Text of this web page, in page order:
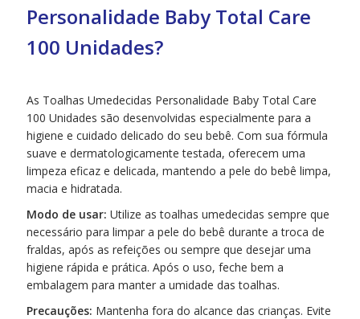
Personalidade Baby Total Care
100 Unidades?
As Toalhas Umedecidas Personalidade Baby Total Care
100 Unidades são desenvolvidas especialmente para a
higiene e cuidado delicado do seu bebê. Com sua fórmula
suave e dermatologicamente testada, oferecem uma
limpeza eficaz e delicada, mantendo a pele do bebê limpa,
macia e hidratada.
Modo de usar: Utilize as toalhas umedecidas sempre que
necessário para limpar a pele do bebê durante a troca de
fraldas, após as refeições ou sempre que desejar uma
higiene rápida e prática. Após o uso, feche bem a
embalagem para manter a umidade das toalhas.
Precauções: Mantenha fora do alcance das crianças. Evite